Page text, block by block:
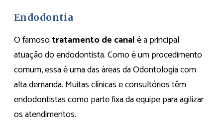
Endodontia
O famosotratamento de canalé a principal
atuação do endodontista. Como é um procedimento
comum, essa é uma das áreas da Odontologia com
alta demanda. Muitas clínicas e consultórios têm
endodontistas como parte fixa da equipe para agilizar
os atendimentos.